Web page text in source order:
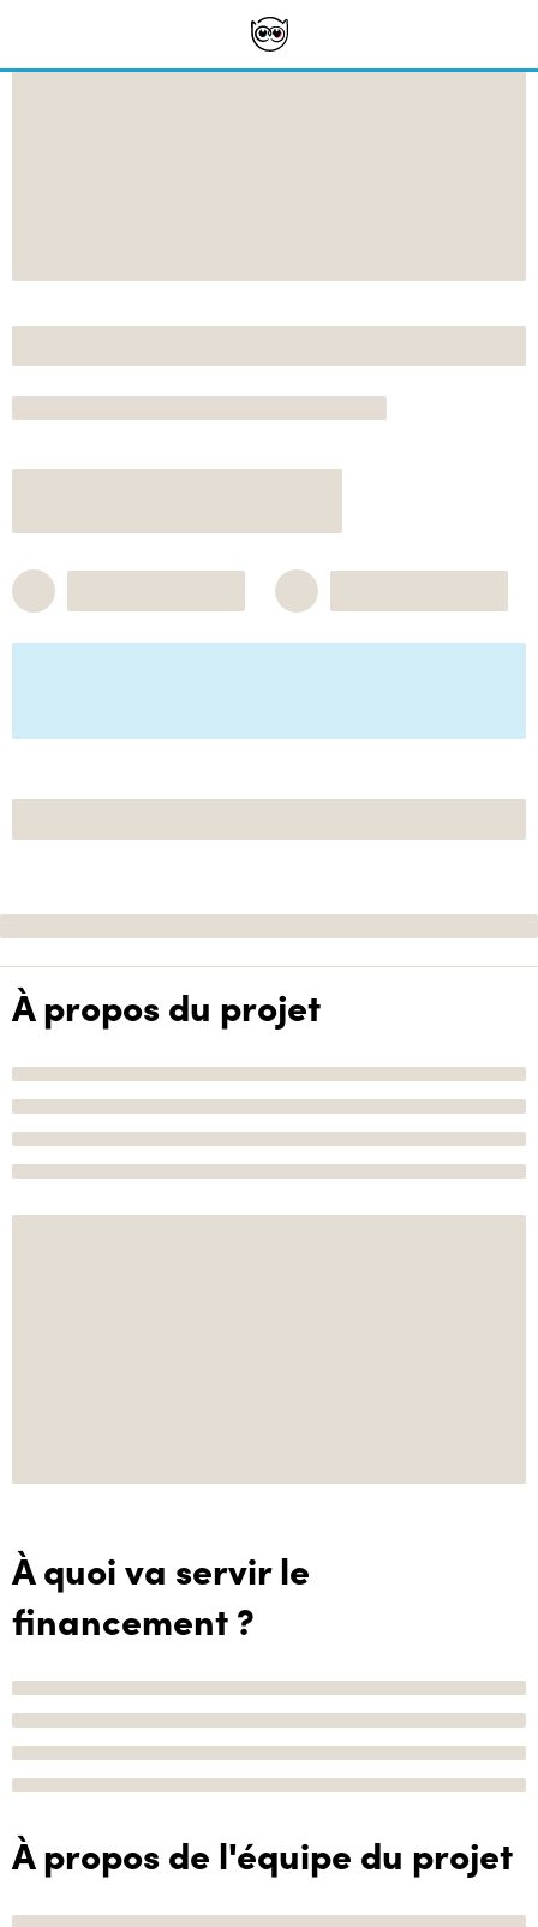
À propos du projet
À quoi va servir le
financement ?
À propos de l'équipe du projet